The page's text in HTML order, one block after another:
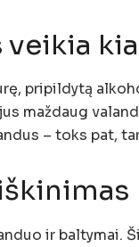
veikia
pripildytą
maždaug
– toks pat,
ir baltymai.